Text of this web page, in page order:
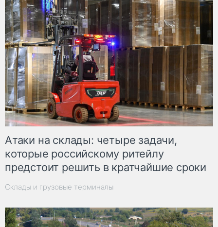
Атаки на склады: четыре задачи,
которые российскому ритейлу
предстоит решить в кратчайшие сроки
Склады и грузовые терминалы